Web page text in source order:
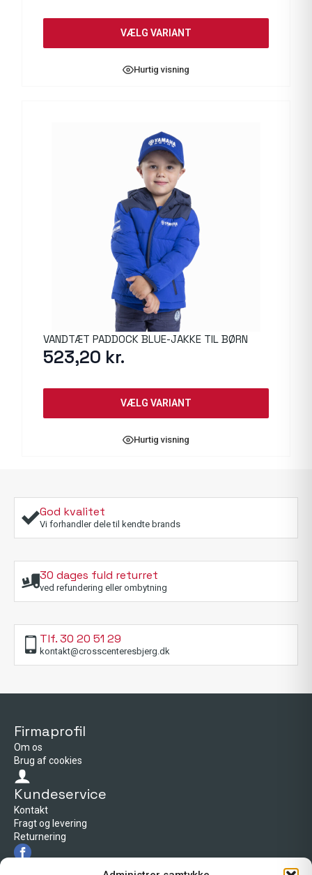
VÆLG VARIANT
Hurtig visning
VANDTÆT PADDOCK BLUE-JAKKE TIL BØRN
523,20 kr.
VÆLG VARIANT
Hurtig visning
God kvalitet
Vi forhandler dele til kendte brands
30 dages fuld returret
ved refundering eller ombytning
Tlf. 30 20 51 29
kontakt@crosscenteresbjerg.dk
Firmaprofil
Om os
Brug af cookies
Kundeservice
Kontakt
Fragt og levering
Returnering